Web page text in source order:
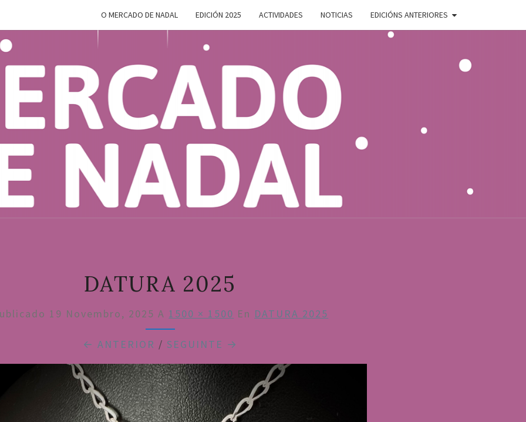
O MERCADO DE NADAL EDICIÓN 2025 ACTIVIDADES NOTICIAS EDICIÓNS ANTERIORES
MERCADO
DE
Do 28 De
Novembro
Ao 5 De
Xaneiro En
Compostela
DATURA 2025
19 Novembro, 2025 A 1500 × 1500 En DATURA 2025
← ANTERIOR / SEGUINTE →